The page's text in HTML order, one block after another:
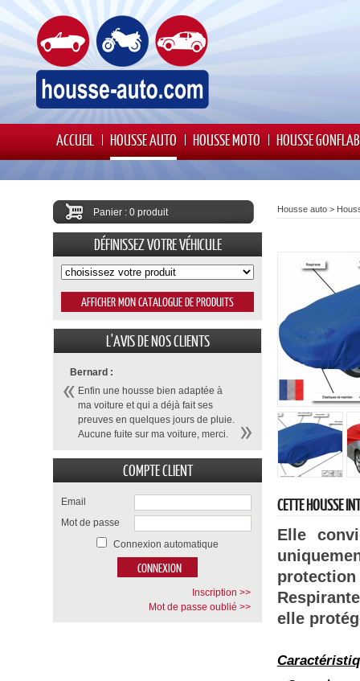
ACCUEIL HOUSSE AUTO HOUSSE MOTO HOUSSE
Housse auto >
CETTE HOUSSE
Elle
protection
elle
Panier : 0 produit
DÉFINISSEZ VOTRE VÉHICULE
L'AVIS DE NOS CLIENTS
Bernard :
Enfin une housse bien adaptée à
ma voiture et qui a déjà fait ses
preuves en quelques jours de pluie.
Aucune fuite sur ma voiture, merci.
COMPTE CLIENT
Email
Mot de passe
Connexion automatique
Inscription >>
Mot de passe oublié >>